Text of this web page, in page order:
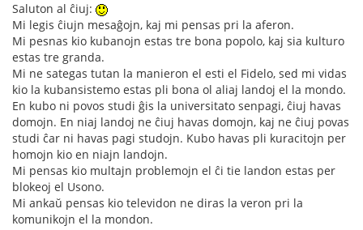
Saluton al ĉiuj:
Mi legis ĉiujn mesaĝojn, kaj mi pensas pri la aferon.
Mi pesnas kio kubanojn estas tre bona popolo, kaj sia kulturo
estas tre granda.
Mi ne sategas tutan la manieron el esti el Fidelo, sed mi vidas
kio la kubansistemo estas pli bona ol aliaj landoj el la mondo.
En kubo ni povos studi ĝis la universitato senpagi, ĉiuj havas
domojn. En niaj landoj ne ĉiuj havas domojn, kaj ne ĉiuj povas
studi ĉar ni havas pagi studojn. Kubo havas pli kuracitojn per
homojn kio en niajn landojn.
Mi pensas kio multajn problemojn el ĉi tie landon estas per
blokeoj el Usono.
Mi ankaŭ pensas kio televidon ne diras la veron pri la
komunikojn el la mondon.